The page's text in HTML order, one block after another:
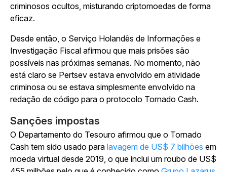
criminosos ocultos, misturando criptomoedas de forma
eficaz.
Desde então, o Serviço Holandês de Informações e
Investigação Fiscal afirmou que mais prisões são
possíveis nas próximas semanas. No momento, não
está claro se Pertsev estava envolvido em atividade
criminosa ou se estava simplesmente envolvido na
redação de código para o protocolo Tornado Cash.
Sanções impostas
O Departamento do Tesouro afirmou que o Tornado
Cash tem sido usado para lavagem de US$ 7 bilhões em
moeda virtual desde 2019, o que inclui um roubo de US$